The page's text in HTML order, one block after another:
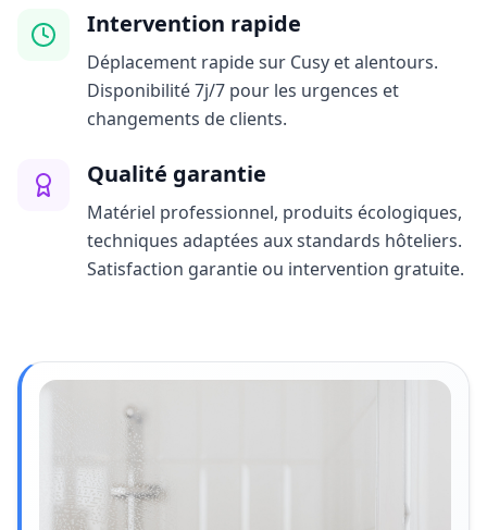
Intervention rapide
Déplacement rapide sur Cusy et alentours.
Disponibilité 7j/7 pour les urgences et
changements de clients.
Qualité garantie
Matériel professionnel, produits écologiques,
techniques adaptées aux standards hôteliers.
Satisfaction garantie ou intervention gratuite.